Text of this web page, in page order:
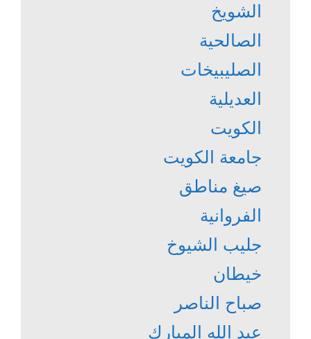
الشويخ
الصالحية
الصليبيخات
العديلية
الكويت
جامعة الكويت
صيغ مناطق
الفروانية
جليب الشيوخ
خيطان
صباح الناصر
عبد الله المبارك